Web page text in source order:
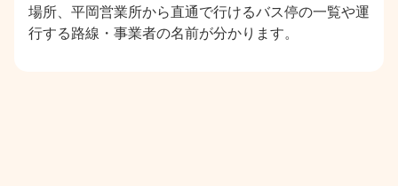
場所、平岡営業所から直通で行けるバス停の一覧や運
行する路線・事業者の名前が分かります。